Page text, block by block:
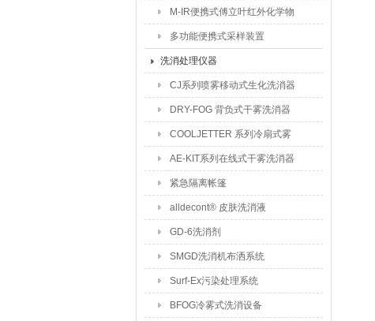
M-IR便携式傅立叶红外化学物
质鉴定系统
多功能便携式采样装置
洗消处理仪器
CJ系列喷雾移动式生化洗消器
DRY-FOG 背负式干雾洗消器
COOLJETTER 系列冷扇式雾
化洗消器
AE-KIT系列在线式干雾洗消器
紧急隔离帐篷
alldecont® 皮肤洗消液
GD-6洗消剂
SMGD洗消机布洒系统
Surf-Ex污染处理系统
BFOG冷雾式洗消设备